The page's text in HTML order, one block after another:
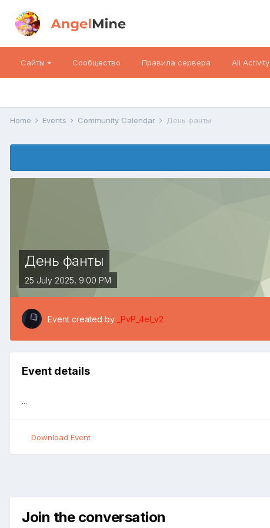
Сайты Сообщество Правила сервера All Activity
Home Events Community Calendar День фанты
День фанты
25 July 2025, 9:00 PM
Event created by _PvP_4el_v2
Event details
...
Download Event
Join the conversation